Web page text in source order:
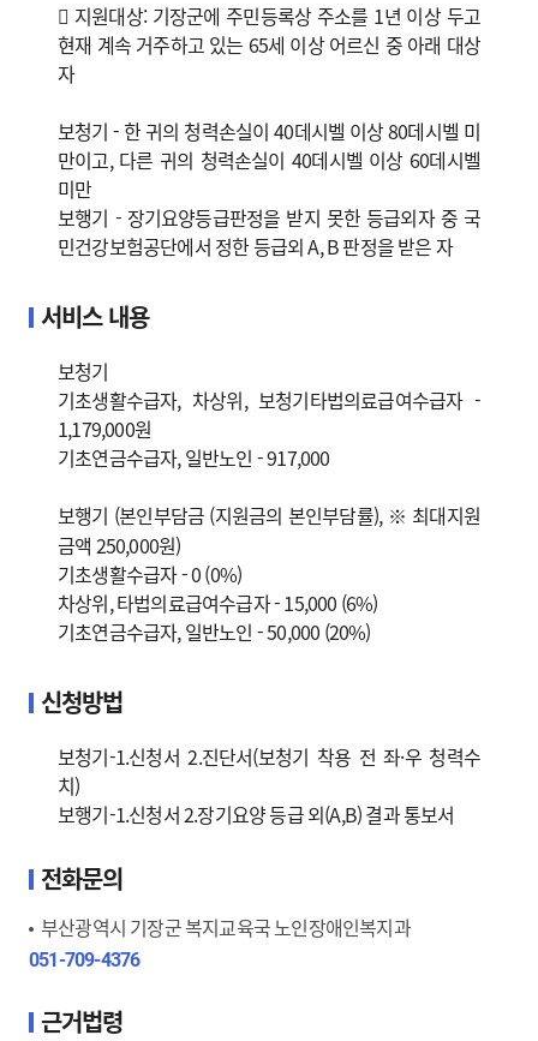
 지원대상: 기장군에 주민등록상 주소를 1년 이상 두고
현재 계속 거주하고 있는 65세 이상 어르신 중 아래 대상
자
보청기 - 한 귀의 청력손실이 40데시벨 이상 80데시벨 미
만이고, 다른 귀의 청력손실이 40데시벨 이상 60데시벨
미만
보행기 - 장기요양등급판정을 받지 못한 등급외자 중 국
민건강보험공단에서 정한 등급외 A, B 판정을 받은 자
서비스 내용
보청기
기초생활수급자, 차상위, 보청기타법의료급여수급자 -
1,179,000원
기초연금수급자, 일반노인 - 917,000
보행기 (본인부담금 (지원금의 본인부담률), ※ 최대지원
금액 250,000원)
기초생활수급자 - 0 (0%)
차상위, 타법의료급여수급자 - 15,000 (6%)
기초연금수급자, 일반노인 - 50,000 (20%)
신청방법
보청기-1.신청서 2.진단서(보청기 착용 전 좌·우 청력수
치)
보행기-1.신청서 2.장기요양 등급 외(A,B) 결과 통보서
전화문의
부산광역시 기장군 복지교육국 노인장애인복지과
051-709-4376
근거법령